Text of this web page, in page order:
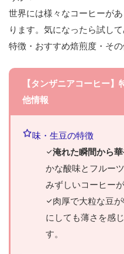
世界には様々なコーヒーが
ります。気になったら試し
特徴・おすすめ焙煎度・その
【タンザニアコーヒー
他情報
味・生豆の特徴
淹れた瞬間から
かな酸味とフルー
みずしいコーヒー
肉厚で大粒な豆
にしても薄さを感
す。